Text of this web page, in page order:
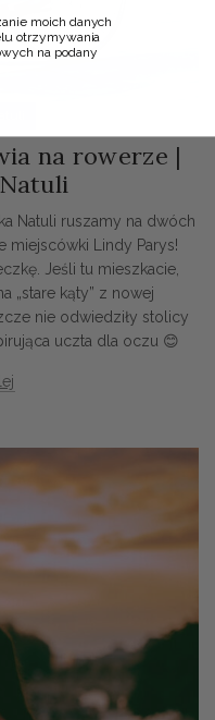
na rowerze |
Natuli ruszamy na dwóch
miejscówki Lindy Parys!
Jeśli tu mieszkacie,
„stare kąty” z nowej
nie odwiedziły stolicy
uczta dla oczu 😊
moich danych
otrzymywania
na podany